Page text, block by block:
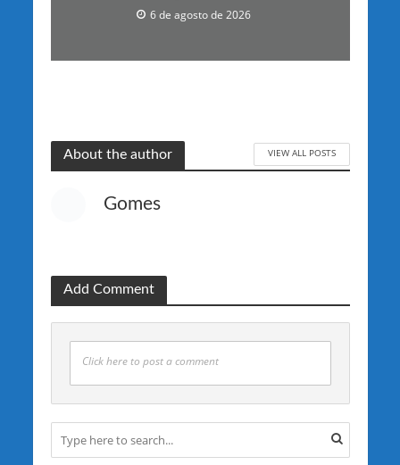
6 de agosto de 2026
About the author VIEW ALL POSTS
Gomes
Add Comment
Click here to post a comment